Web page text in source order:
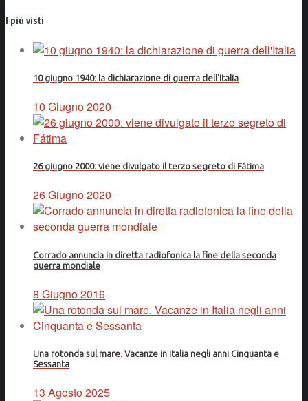
I più visti
10 giugno 1940: la dichiarazione di guerra dell'Italia
10 Giugno 2020
26 giugno 2000: viene divulgato il terzo segreto di Fátima
26 Giugno 2020
Corrado annuncia in diretta radiofonica la fine della seconda
guerra mondiale
8 Giugno 2016
Una rotonda sul mare. Vacanze in Italia negli anni Cinquanta e
Sessanta
13 Agosto 2025